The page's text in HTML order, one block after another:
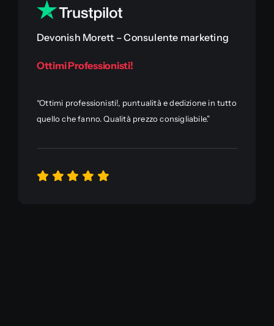
Devonish Morett – Consulente marketing
Ottimi Professionisti!
“Ottimi professionisti!, puntualità e dedizione in tutto
quello che fanno. Qualità prezzo consigliabile.”